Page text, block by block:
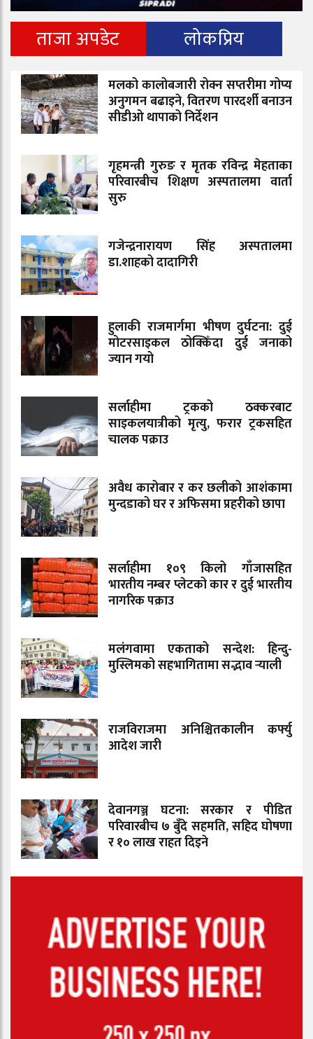
ताजा अपडेट लोकप्रिय
मलको कालोबजारी रोक्न सप्तरीमा गोप्य
अनुगमन बढाइने, वितरण पारदर्शी बनाउन
सीडीओ थापाको निर्देशन
गृहमन्त्री गुरुङ र मृतक रविन्द्र मेहताका
परिवारबीच शिक्षण अस्पतालमा वार्ता
सुरु
गजेन्द्रनारायण सिंह अस्पतालमा
डा.शाहको दादागिरी
हुलाकी राजमार्गमा भीषण दुर्घटना: दुई
मोटरसाइकल ठोक्किँदा दुई जनाको
ज्यान गयो
सर्लाहीमा ट्रकको ठक्करबाट
साइकलयात्रीको मृत्यु, फरार ट्रकसहित
चालक पक्राउ
अवैध कारोबार र कर छलीको आशंकामा
मुन्दडाको घर र अफिसमा प्रहरीको छापा
सर्लाहीमा १०९ किलो गाँजासहित
भारतीय नम्बर प्लेटको कार र दुई भारतीय
नागरिक पक्राउ
मलंगवामा एकताको सन्देश: हिन्दु-
मुस्लिमको सहभागितामा सद्भाव र्‍याली
राजविराजमा अनिश्चितकालीन कर्फ्यु
आदेश जारी
देवानगञ्ज घटना: सरकार र पीडित
परिवारबीच ७ बुँदे सहमति, सहिद घोषणा
र १० लाख राहत दिइने